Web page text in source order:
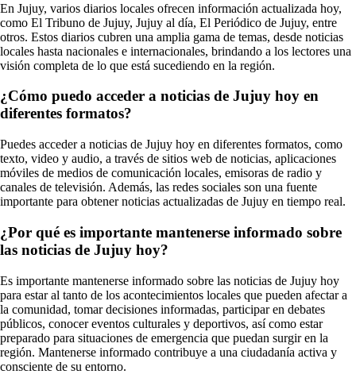
En Jujuy, varios diarios locales ofrecen información actualizada hoy,
como El Tribuno de Jujuy, Jujuy al día, El Periódico de Jujuy, entre
otros. Estos diarios cubren una amplia gama de temas, desde noticias
locales hasta nacionales e internacionales, brindando a los lectores una
visión completa de lo que está sucediendo en la región.
¿Cómo puedo acceder a noticias de Jujuy hoy en
diferentes formatos?
Puedes acceder a noticias de Jujuy hoy en diferentes formatos, como
texto, video y audio, a través de sitios web de noticias, aplicaciones
móviles de medios de comunicación locales, emisoras de radio y
canales de televisión. Además, las redes sociales son una fuente
importante para obtener noticias actualizadas de Jujuy en tiempo real.
¿Por qué es importante mantenerse informado sobre
las noticias de Jujuy hoy?
Es importante mantenerse informado sobre las noticias de Jujuy hoy
para estar al tanto de los acontecimientos locales que pueden afectar a
la comunidad, tomar decisiones informadas, participar en debates
públicos, conocer eventos culturales y deportivos, así como estar
preparado para situaciones de emergencia que puedan surgir en la
región. Mantenerse informado contribuye a una ciudadanía activa y
consciente de su entorno.